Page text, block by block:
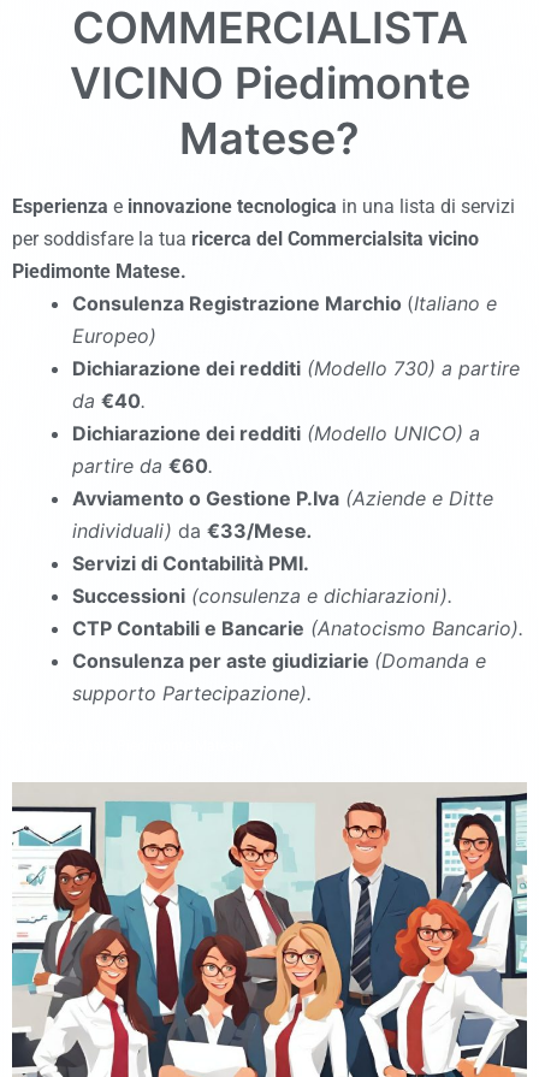
COMMERCIALISTA
VICINO Piedimonte
Matese?
Esperienza e innovazione tecnologica in una lista di servizi
per soddisfare la tua ricerca del Commercialsita vicino
Piedimonte Matese.
Consulenza Registrazione Marchio (Italiano e
Europeo)
Dichiarazione dei redditi (Modello 730) a partire
da €40.
Dichiarazione dei redditi (Modello UNICO) a
partire da €60.
Avviamento o Gestione P.Iva (Aziende e Ditte
individuali) da €33/Mese.
Servizi di Contabilità PMI.
Successioni (consulenza e dichiarazioni).
CTP Contabili e Bancarie (Anatocismo Bancario).
Consulenza per aste giudiziarie (Domanda e
supporto Partecipazione).